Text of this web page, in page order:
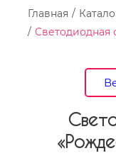
О компании
Портфолио
Главная
Светодиодная